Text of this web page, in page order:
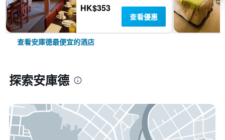
HK$353
查看優惠
查看安庫德最便宜的酒店
探索安庫德